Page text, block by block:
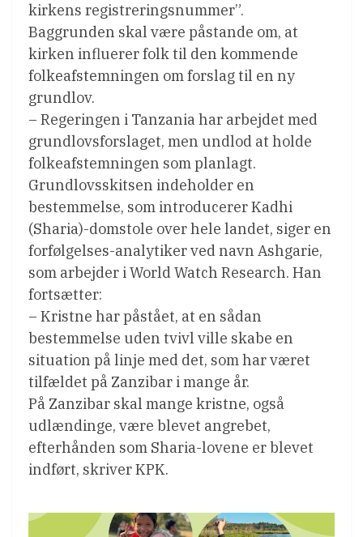
kirkens registreringsnummer”.
Baggrunden skal være påstande om, at
kirken influerer folk til den kommende
folkeafstemningen om forslag til en ny
grundlov.
– Regeringen i Tanzania har arbejdet med
grundlovsforslaget, men undlod at holde
folkeafstemningen som planlagt.
Grundlovsskitsen indeholder en
bestemmelse, som introducerer Kadhi
(Sharia)-domstole over hele landet, siger en
forfølgelses-analytiker ved navn Ashgarie,
som arbejder i World Watch Research. Han
fortsætter:
– Kristne har påstået, at en sådan
bestemmelse uden tvivl ville skabe en
situation på linje med det, som har været
tilfældet på Zanzibar i mange år.
På Zanzibar skal mange kristne, også
udlændinge, være blevet angrebet,
efterhånden som Sharia-lovene er blevet
indført, skriver KPK.